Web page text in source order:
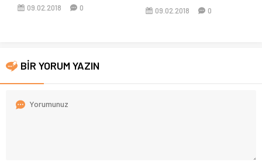
09.02.2018 0 09.02.2018 0
BİR YORUM YAZIN